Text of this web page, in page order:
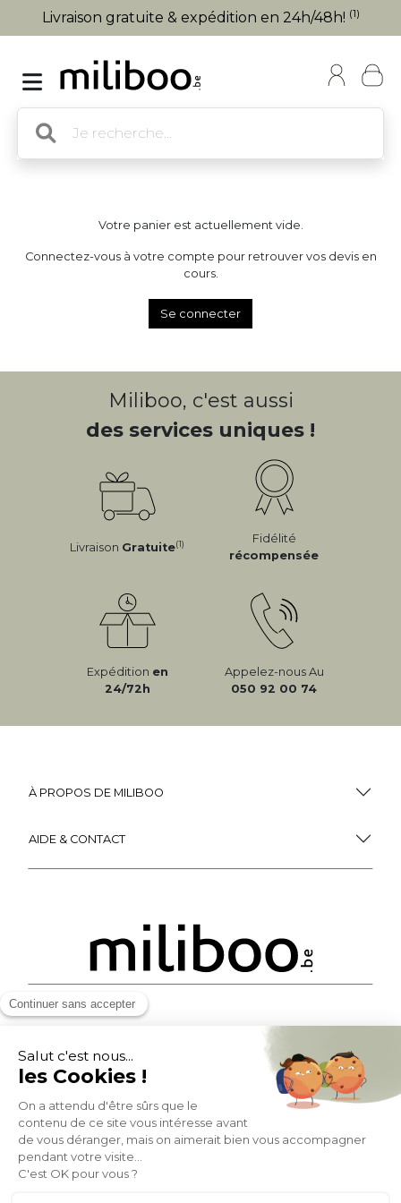
Livraison gratuite & expédition en 24h/48h! (1)
Votre panier est actuellement vide.
Connectez-vous à votre compte pour retrouver vos devis en
cours.
Se connecter
Miliboo, c'est aussi
des services uniques !
Livraison Gratuite(1)
Fidélité
récompensée
Expédition en
24/72h
Appelez-nous Au
050 92 00 74
À PROPOS DE MILIBOO
AIDE & CONTACT
SOCIAL NETWORK